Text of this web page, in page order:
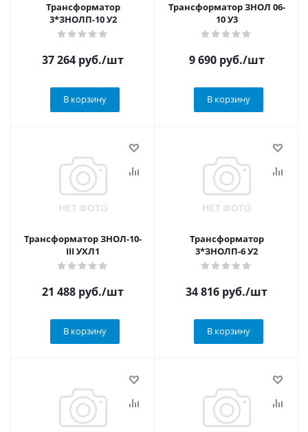
Трансформатор
3*ЗНОЛП-10 У2
37 264 руб./шт
В корзину
Трансформатор ЗНОЛ 06-
10 У3
9 690руб./шт
В корзину
Трансформатор ЗНОЛ-10-
III УХЛ1
21 488 руб./шт
В корзину
Трансформатор
3*ЗНОЛП-6 У2
34 816 руб./шт
В корзину